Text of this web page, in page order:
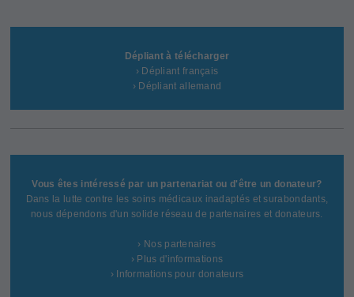
Dépliant à télécharger
› Dépliant français
› Dépliant allemand
Vous êtes intéressé par un partenariat ou d'être un donateur?
Dans la lutte contre les soins médicaux inadaptés et surabondants,
nous dépendons d'un solide réseau de partenaires et donateurs.
› Nos partenaires
› Plus d'informations
› Informations pour donateurs